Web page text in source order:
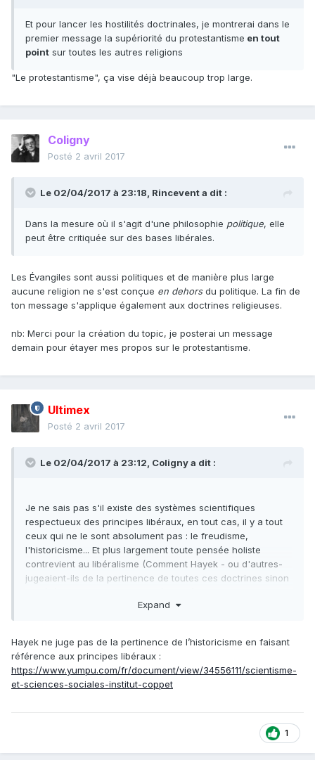
Et pour lancer les hostilités doctrinales, je montrerai dans le
premier message la supériorité du protestantisme en tout
point sur toutes les autres religions
"Le protestantisme", ça vise déjà beaucoup trop large.
Coligny
Posté 2 avril 2017
Le 02/04/2017 à 23:18, Rinceventa dit :
Dans la mesure où il s'agit d'une philosophie politique, elle
peut être critiquée sur des bases libérales.
Les Évangiles sont aussi politiques et de manière plus large
aucune religion ne s'est conçue en dehorsdu politique. La fin de
ton message s'applique également aux doctrines religieuses.
nb: Merci pour la création du topic, je posterai un message
demain pour étayer mes propos sur le protestantisme.
Ultimex
Posté 2 avril 2017
Le 02/04/2017 à 23:12, Colignya dit :
Je ne sais pas s'il existe des systèmes scientifiques
respectueux des principes libéraux, en tout cas, il y a tout
ceux qui ne le sont absolument pas : le freudisme,
l'historicisme... Et plus largement toute pensée holiste
contrevient au libéralisme (Comment Hayek - ou d'autres-
jugeaient-ils de la pertinence de toutes ces doctrines sinon
Expand
Hayek ne juge pas de la pertinence de l’historicisme en faisant
référence aux principes libéraux :
https://www.yumpu.com/fr/document/view/34556111/scientisme-
et-sciences-sociales-institut-coppet
1